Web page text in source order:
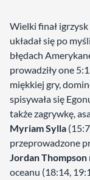
Wielki finał
układał się po
błędach
prowadziły one
miękkiej gry,
spisywała się
także zagrywkę,
Myriam Sylla
przeprowadzone
Jordan Thompson
oceanu (18:14,